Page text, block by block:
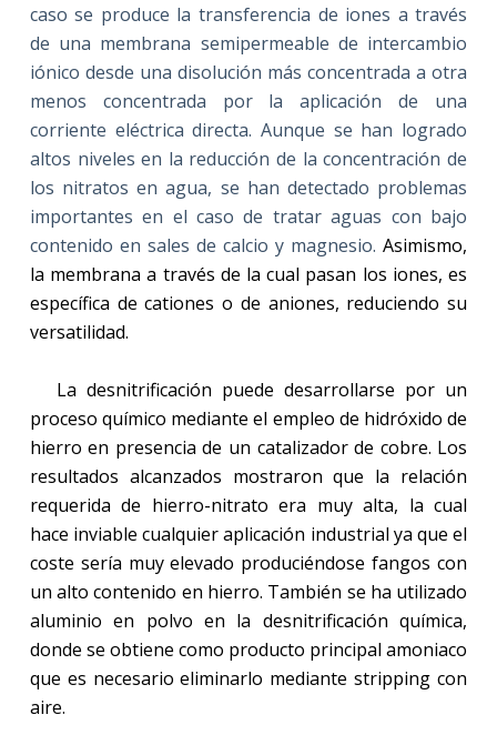
caso se produce la transferencia de iones a través
de una membrana semipermeable de intercambio
iónico desde una disolución más concentrada a otra
menos concentrada por la aplicación de una
corriente eléctrica directa. Aunque se han logrado
altos niveles en la reducción de la concentración de
los nitratos en agua, se han detectado problemas
importantes en el caso de tratar aguas con bajo
contenido en sales de calcio y magnesio.Asimismo,
la membrana a través de la cual pasan los iones, es
específica de cationes o de aniones, reduciendo su
versatilidad.
La desnitrificación puede desarrollarse por un
proceso químico mediante el empleo de hidróxido de
hierro en presencia de un catalizador de cobre. Los
resultados alcanzados mostraron que la relación
requerida de hierro-nitrato era muy alta, la cual
hace inviable cualquier aplicación industrial ya que el
coste sería muy elevado produciéndose fangos con
un alto contenido en hierro. También se ha utilizado
aluminio en polvo en la desnitrificación química,
donde se obtiene como producto principal amoniaco
que es necesario eliminarlo mediante stripping con
aire.